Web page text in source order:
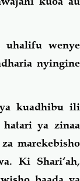
wenye
nyingine
kuadhibu ili
ya zinaa
marekebisho
Ki Shari‘ah,